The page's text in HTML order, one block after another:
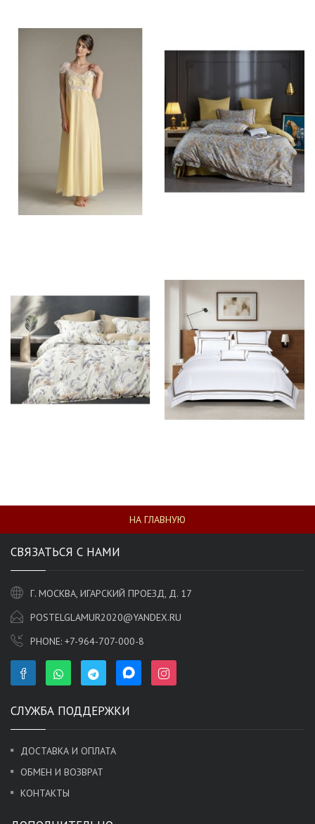
НА ГЛАВНУЮ
СВЯЗАТЬСЯ С НАМИ
Г. МОСКВА, ИГАРСКИЙ ПРОЕЗД, Д. 17
POSTELGLAMUR2020@YANDEX.RU
PHONE: +7-964-707-000-8
СЛУЖБА ПОДДЕРЖКИ
ДОСТАВКА И ОПЛАТА
ОБМЕН И ВОЗВРАТ
КОНТАКТЫ